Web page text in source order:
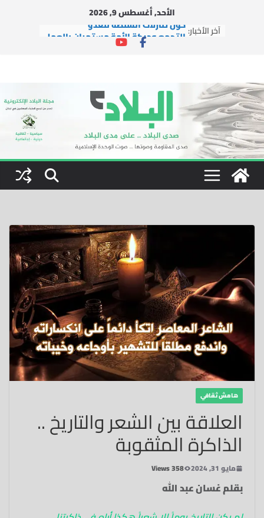
الأحد, أغسطس 9, 2026
آخر الأخبار: حول تنازلات السلطة للعدو
التجمع وحركة الأمة مستمران بالعمل
الإغاثي في ظل العدوان
دار الشيخ جبري القرآنية تطلق شعار
دورتها الصيفية العاشرة: “بالقرآن
نبني جيل النصر والتمكين”
التجمع يستقبل وفداً من العتبة
الرضوية المقدسة
هامش ثقافي
العلاقة بين الشعر والتاريخ ..
الذاكرة المثقوبة
مايو 31, 2024 358 Views
بقلم غسان عبد الله